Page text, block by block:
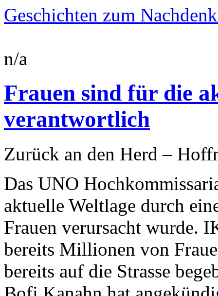
Geschichten zum
n/a
Frauen sind für die
verantwortlich
Zurück an den Herd –
Das UNO
aktuelle Weltlage durch
Frauen verursacht wurde.
bereits Millionen von
bereits auf die Strasse